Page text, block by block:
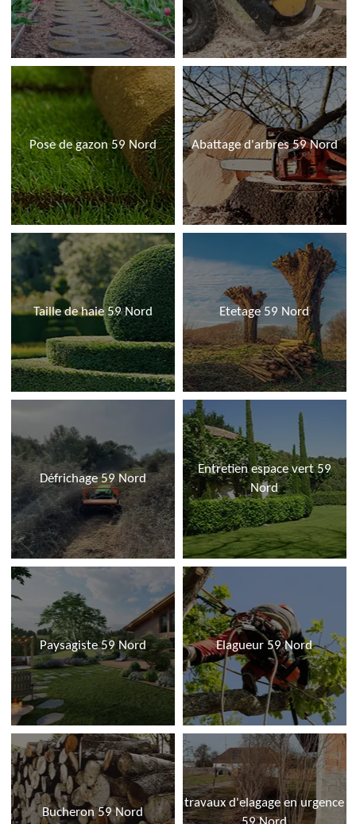
Pose de gazon 59 Nord Abattage d'arbres 59 Nord
Taille de haie 59 Nord Etetage 59 Nord
Défrichage 59 Nord
Entretien espace vert 59
Nord
Paysagiste 59 Nord Elagueur 59 Nord
Bucheron 59 Nord
travaux d'elagage en urgence